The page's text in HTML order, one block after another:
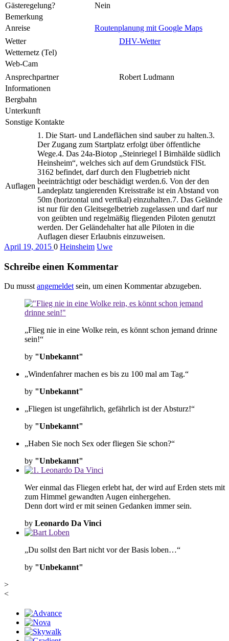
Gästeregelung?
Nein
Bemerkung
Anreise
Routenplanung mit Google Maps
Wetter
DHV-Wetter
Wetternetz (Tel)
Web-Cam
Ansprechpartner
Robert Ludmann
Informationen
Bergbahn
Unterkunft
Sonstige Kontakte
Auflagen
1. Die Start- und Landeflächen sind sauber zu halten.3.
Der Zugang zum Startplatz erfolgt über öffentliche
Wege.4. Das 24a-Biotop „Steinriegel I Birnhälde südlich
Heinsheim“, welches sich auf dem Grundstück FlSt.
3162 befindet, darf durch den Flugbetrieb nicht
beeinträchtigt oder beschädigt werden.6. Von der den
Landeplatz tangierenden Kreisstraße ist ein Abstand von
50m (horizontal und vertikal) einzuhalten.7. Das Gelände
ist nur für den Gleitsegelbetrieb zugelassen und darf nur
von geübten und regelmäßig fliegenden Piloten genutzt
werden. Der Geländehalter hat alle Piloten in die
Auflagen dieser Erlaubnis einzuweisen.
April 19, 2015 0 Heinsheim Uwe
Schreibe einen Kommentar
Du musst angemeldet sein, um einen Kommentar abzugeben.
„Flieg nie in eine Wolke rein, es könnt schon jemand drinne
sein!“
by "Unbekannt"
„Windenfahrer machen es bis zu 100 mal am Tag.“
by "Unbekannt"
„Fliegen ist ungefährlich, gefährlich ist der Absturz!“
by "Unbekannt"
„Haben Sie noch Sex oder fliegen Sie schon?“
by "Unbekannt"
Wer einmal das Fliegen erlebt hat, der wird auf Erden stets mit
zum Himmel gewandten Augen einhergehen.
Denn dort wird er mit seinen Gedanken immer sein.
by Leonardo Da Vinci
„Du sollst den Bart nicht vor der Basis loben…“
by "Unbekannt"
>
<